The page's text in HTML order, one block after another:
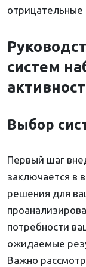
отрицательные
систем
Выбор
Первый шаг
заключается в
решения для
потребности
ожидаемые
Важно